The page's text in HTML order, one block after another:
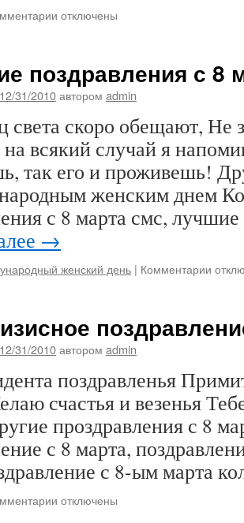
к
к
8
отключены
поздравления с 8
12/31/2010автором admin
света скоро обещают, Не
всякий случай я
так его и проживешь!
женским днем
с 8 марта смс,
→
женский день | Комментарии к
с
смс
12/31/2010автором admin
поздравленья
счастья и везенья
проздравления с 8
с 8 марта,
с 8-ым марта
котключены